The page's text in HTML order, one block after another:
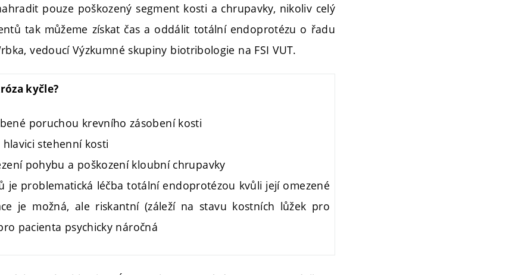
pouze poškozený segment kosti a chrupavky, nikoliv celý
tak můžeme získat čas a oddálit totální endoprotézu o řadu
vedoucí Výzkumné skupiny biotribologie na FSI VUT.
kyčle?
poruchou krevního zásobení kosti
stehenní kosti
pohybu a poškození kloubní chrupavky
je problematická léčba totální endoprotézou kvůli její omezené
je možná, ale riskantní (záleží na stavu kostních lůžek pro
pacienta psychicky náročná